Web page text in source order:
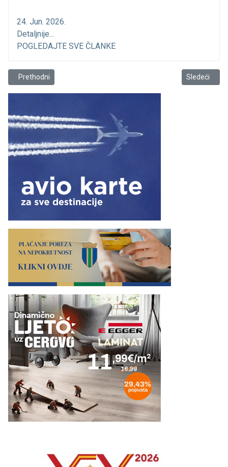
24. Jun. 2026.
Detaljnije...
POGLEDAJTE SVE ČLANKE
Prethodni članak: Škola za buduće ribosportiste
Prethodni Sledeći
Sledeći